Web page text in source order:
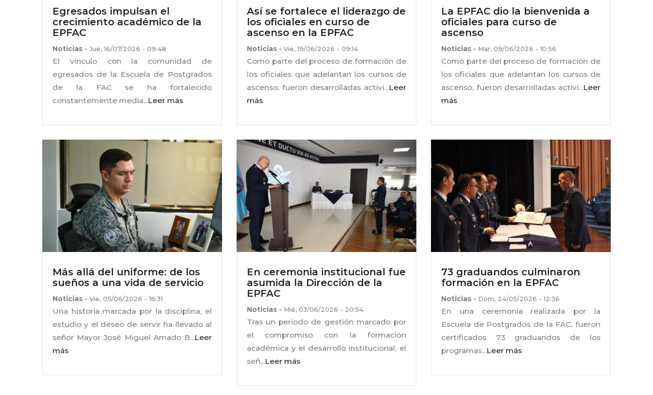
Egresados impulsan el
crecimiento académico de la
EPFAC
Noticias -Jue, 16/07/2026 - 09:48
El vínculo con la comunidad de
egresados de la Escuela de Postgrados
de la FAC se ha fortalecido
constantemente media...Leer más
Así se fortalece el liderazgo de
los oficiales en curso de
ascenso en la EPFAC
Noticias- Vie, 19/06/2026 - 09:14
Como parte del proceso de formación de
los oficiales que adelantan los cursos de
ascenso, fueron desarrolladas activi...Leer
más
La EPFAC dio la bienvenida a
oficiales para curso de
ascenso
Noticias- Mar, 09/06/2026 - 10:56
Como parte del proceso de formación de
los oficiales que adelantan los cursos de
ascenso, fueron desarrolladas activi...Leer
más
Más allá del uniforme: de los
sueños a una vida de servicio
Noticias - Vie, 05/06/2026 - 16:31
Una historia marcada por la disciplina, el
estudio y el deseo de servir ha llevado al
señor Mayor José Miguel Amado B...Leer
más
En ceremonia institucional fue
asumida la Dirección de la
EPFAC
Noticias- Mié, 03/06/2026 - 20:54
Tras un periodo de gestión marcado por
el compromiso con la formación
académica y el desarrollo institucional, el
señ...Leer más
73 graduandos culminaron
formación en la EPFAC
Noticias- Dom, 24/05/2026 - 12:36
En una ceremonia realizada por la
Escuela de Postgrados de la FAC, fueron
certificados 73 graduandos de los
programas...Leer más